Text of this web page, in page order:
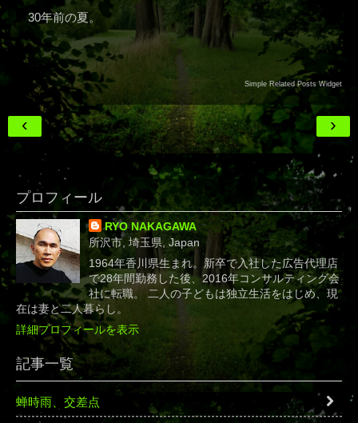
30年前の夏。
Simple Related Posts Widget
›
‹
プロフィール
RYO NAKAGAWA
所沢市, 埼玉県, Japan
1964年香川県生まれ。新卒で入社した広告代理店
で28年間勤務した後、2016年コンサルティング会
社に転職。 二人の子どもは独立生活をはじめ、現
在は妻と二人暮らし。
詳細プロフィールを表示
記事一覧
蝉時雨、交差点